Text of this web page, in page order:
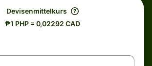
Devisenmittelkurs
₱1 PHP = 0,02292 CAD